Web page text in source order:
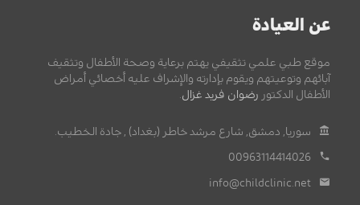
عن العيادة
موقع طبي علمي تثقيفي يهتم برعاية وصحة الأطفال وتثقيف
آبائهم وتوعيتهم ويقوم بإدارته والإشراف عليه أخصائي أمراض
الأطفال الدكتور رضوان فريد غزال.
سوريا, دمشق, شارع مرشد خاطر (بغداد) , جادة الخطيب.
00963114414026
info@childclinic.net